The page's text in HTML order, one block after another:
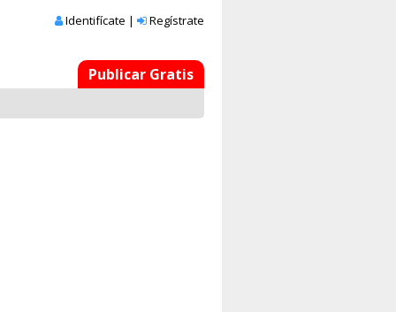
Identifícate | Regístrate
Publicar Gratis